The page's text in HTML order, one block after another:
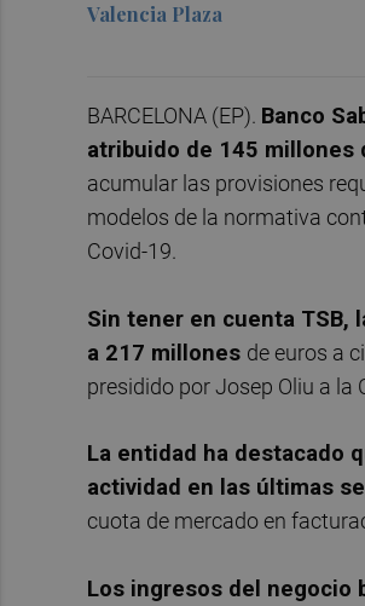
Valencia Plaza
BARCELONA (EP). Banco
atribuido de 145 millones
acumular las provisiones
modelos de la normativa
Covid-19.
Sin tener en cuenta TSB,
a 217 millones de euros a
presidido por Josep Oliu a la
La entidad ha destacado
actividad en las últimas
cuota de mercado en
Los ingresos del negocio